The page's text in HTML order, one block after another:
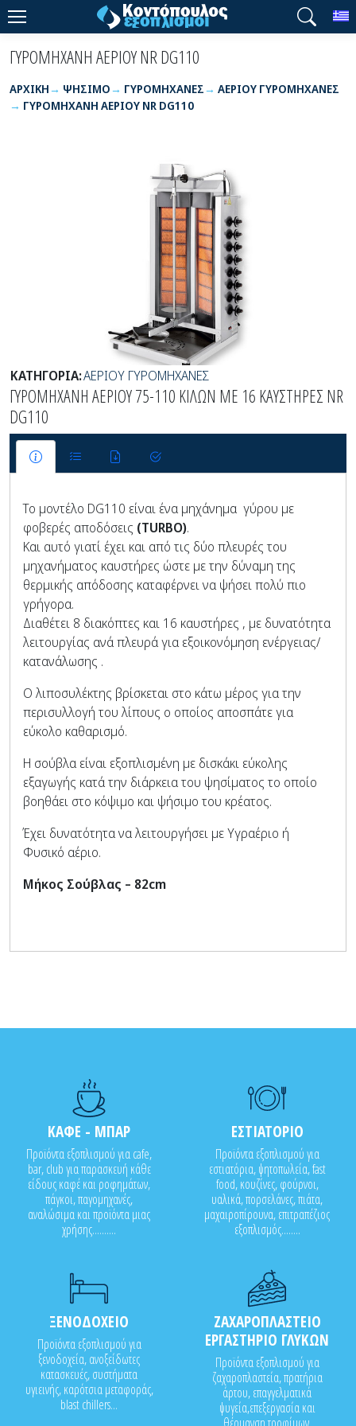
ΓΥΡΟΜΗΧΑΝΗ ΑΕΡΙΟΥ NR DG110
ΑΡΧΙΚΉ ΨΗΣΙΜΟ ΓΥΡΟΜΗΧΑΝΕΣ
ΑΕΡΙΟΥ ΓΥΡΟΜΗΧΑΝΕΣ
ΓΥΡΟΜΗΧΑΝΗ ΑΕΡΙΟΥ NR DG110
ΚΑΤΗΓΟΡΙΑ:ΑΕΡΙΟΥ ΓΥΡΟΜΗΧΑΝΕΣ
ΓΥΡΟΜΗΧΑΝΗ ΑΕΡΙΟΥ 75-110 ΚΙΛΩΝ ΜΕ 16 ΚΑΥΣΤΗΡΕΣ NR
DG110
Το μοντέλο DG110 είναι ένα μηχάνημα γύρου με
φοβερές αποδόσεις (TURBO).
Και αυτό γιατί έχει και από τις δύο πλευρές του
μηχανήματος καυστήρες ώστε με την δύναμη της
θερμικής απόδοσης καταφέρνει να ψήσει πολύ πιο
γρήγορα.
Διαθέτει 8 διακόπτες και 16 καυστήρες , με δυνατότητα
λειτουργίας ανά πλευρά για εξοικονόμηση ενέργειας/
κατανάλωσης .
Ο λιποσυλέκτης βρίσκεται στο κάτω μέρος για την
περισυλλογή του λίπους ο οποίος αποσπάτε για
εύκολο καθαρισμό.
Η σούβλα είναι εξοπλισμένη με δισκάκι εύκολης
εξαγωγής κατά την διάρκεια του ψησίματος το οποίο
βοηθάει στο κόψιμο και ψήσιμο του κρέατος.
Έχει δυνατότητα να λειτουργήσει με Υγραέριο ή
Φυσικό αέριο.
Μήκος Σούβλας – 82cm
ΚΑΦΕ - ΜΠΑΡ
Προϊόντα εξοπλισμού για cafe,
bar, club για παρασκευή κάθε
είδους καφέ και ροφημάτων,
πάγκοι, παγομηχανές,
αναλώσιμα και προϊόντα μιας
χρήσης..........
ΕΣΤΙΑΤΟΡΙΟ
Προϊόντα εξοπλισμού για
εστιατόρια, ψητοπωλεία, fast
food, κουζίνες, φούρνοι,
υαλικά, πορσελάνες, πιάτα,
μαχαιροπίρουνα, επιτραπέζιος
εξοπλισμός........
ΞΕΝΟΔΟΧΕΙΟ
Προϊόντα εξοπλισμού για
ξενοδοχεία, ανοξείδωτες
κατασκευές, συστήματα
υγιεινής, καρότσια μεταφοράς,
blast chillers...
ΖΑΧΑΡΟΠΛΑΣΤΕΙΟ
ΕΡΓΑΣΤΗΡΙΟ ΓΛΥΚΩΝ
Προϊόντα εξοπλισμού για
ζαχαροπλαστεία, πρατήρια
άρτου, επαγγελματικά
ψυγεία,επεξεργασία και